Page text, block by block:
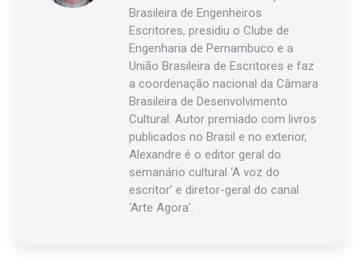
Brasileira de Engenheiros
Escritores, presidiu o Clube de
Engenharia de Pernambuco e a
União Brasileira de Escritores e faz
a coordenação nacional da Câmara
Brasileira de Desenvolvimento
Cultural. Autor premiado com livros
publicados no Brasil e no exterior,
Alexandre é o editor geral do
semanário cultural ‘A voz do
escritor’ e diretor-geral do canal
‘Arte Agora’.